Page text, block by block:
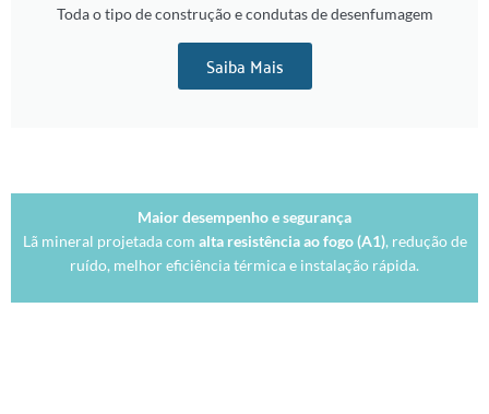
Toda o tipo de construção e condutas de desenfumagem
Saiba Mais
Maior desempenho e segurança
Lã mineral projetada com alta resistência ao fogo (A1), redução de
ruído, melhor eficiência térmica e instalação rápida.